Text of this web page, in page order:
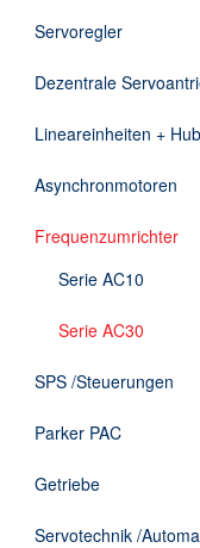
Servoregler
Dezentrale
Lineareinheiten +
Asynchronmotoren
Frequenzumrichter
Serie AC10
Serie AC30
SPS /Steuerungen
Parker PAC
Getriebe
Servotechnik /